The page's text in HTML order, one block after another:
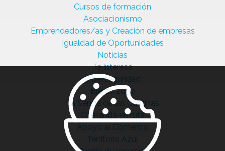
Cursos de formación
Asociacionismo
Emprendedores/as y Creación de empresas
Igualdad de Oportunidades
Noticias
Te interesa
Ciberseguridad
Bierzo 2030
La Senda de las Cantinas
Comanda en ruta
Apoyo al Comercio
Territorio Azul